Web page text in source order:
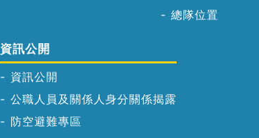
總隊位置
資訊公開
資訊公開
公職人員及關係人身分關係揭露
防空避難專區